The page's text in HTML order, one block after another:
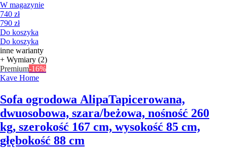
W magazynie
740 zł
790 zł
Do koszyka
Do koszyka
inne warianty
+ Wymiary (2)
Premium-16%
Kave Home
Sofa ogrodowa AlipaTapicerowana,
dwuosobowa, szara/beżowa, nośność 260
kg, szerokość 167 cm, wysokość 85 cm,
głębokość 88 cm